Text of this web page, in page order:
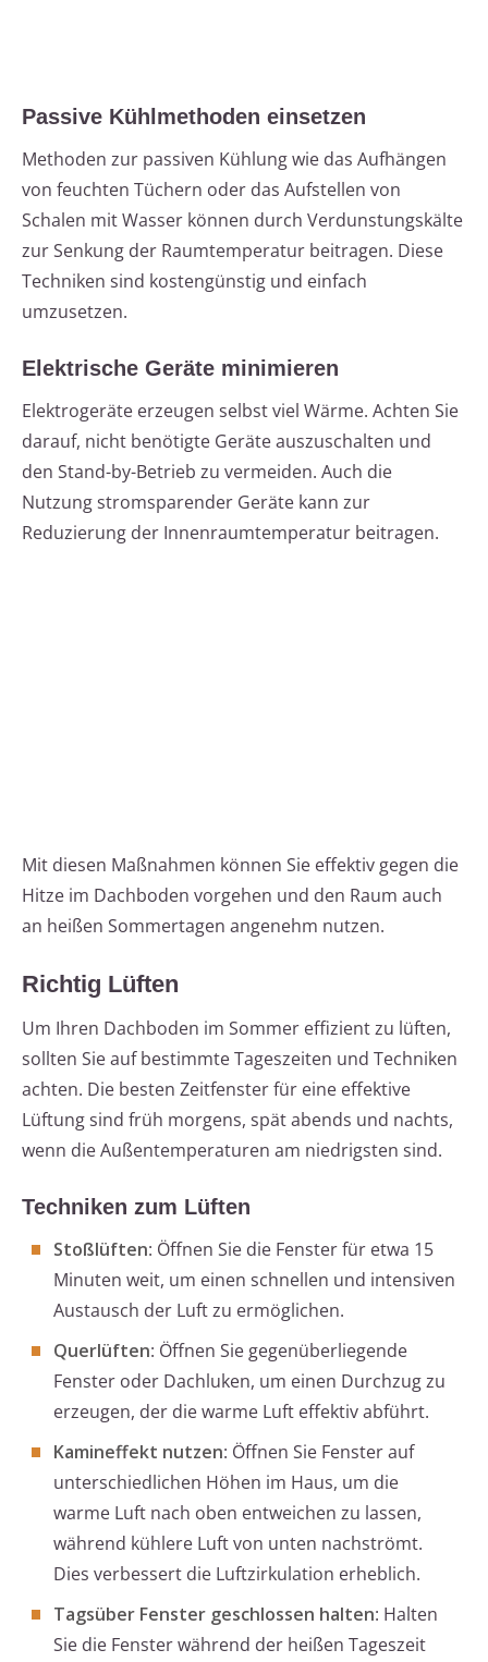
Passive Kühlmethoden einsetzen
Methoden zur passiven Kühlung wie das Aufhängen
von feuchten Tüchern oder das Aufstellen von
Schalen mit Wasser können durch Verdunstungskälte
zur Senkung der Raumtemperatur beitragen. Diese
Techniken sind kostengünstig und einfach
umzusetzen.
Elektrische Geräte minimieren
Elektrogeräte erzeugen selbst viel Wärme. Achten Sie
darauf, nicht benötigte Geräte auszuschalten und
den Stand-by-Betrieb zu vermeiden. Auch die
Nutzung stromsparender Geräte kann zur
Reduzierung der Innenraumtemperatur beitragen.
Mit diesen Maßnahmen können Sie effektiv gegen die
Hitze im Dachboden vorgehen und den Raum auch
an heißen Sommertagen angenehm nutzen.
Richtig Lüften
Um Ihren Dachboden im Sommer effizient zu lüften,
sollten Sie auf bestimmte Tageszeiten und Techniken
achten. Die besten Zeitfenster für eine effektive
Lüftung sind früh morgens, spät abends und nachts,
wenn die Außentemperaturen am niedrigsten sind.
Techniken zum Lüften
Stoßlüften: Öffnen Sie die Fenster für etwa 15
Minuten weit, um einen schnellen und intensiven
Austausch der Luft zu ermöglichen.
Querlüften: Öffnen Sie gegenüberliegende
Fenster oder Dachluken, um einen Durchzug zu
erzeugen, der die warme Luft effektiv abführt.
Kamineffekt nutzen: Öffnen Sie Fenster auf
unterschiedlichen Höhen im Haus, um die
warme Luft nach oben entweichen zu lassen,
während kühlere Luft von unten nachströmt.
Dies verbessert die Luftzirkulation erheblich.
Tagsüber Fenster geschlossen halten: Halten
Sie die Fenster während der heißen Tageszeit